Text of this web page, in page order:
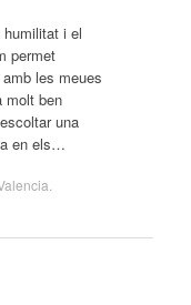
i el
permet
les meues
molt ben
una
en els…